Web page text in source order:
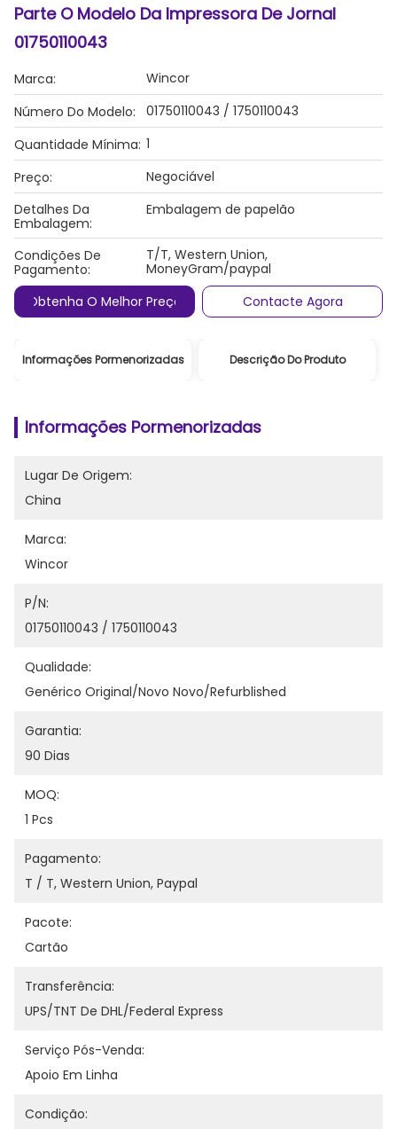
Parte O Modelo Da Impressora De Jornal
01750110043
Marca:
Wincor
Número Do Modelo:
01750110043 / 1750110043
Quantidade Mínima: 1
Preço:
Negociável
Detalhes Da
Embalagem:
Embalagem de papelão
Condições De
Pagamento:
T/T, Western Union,
MoneyGram/paypal
Obtenha O Melhor Preço
Contacte Agora
Informações Pormenorizadas Descrição Do Produto
Informações Pormenorizadas
Lugar De Origem:
China
Marca:
Wincor
P/N:
01750110043 / 1750110043
Qualidade:
Genérico Original/novo Novo/refurblished
Garantia:
90 Dias
MOQ:
1 Pcs
Pagamento:
T / T, Western Union, Paypal
Pacote:
Cartão
Transferência:
UPS/TNT De DHL/Federal Express
Serviço Pós-Venda:
Apoio Em Linha
Condição: